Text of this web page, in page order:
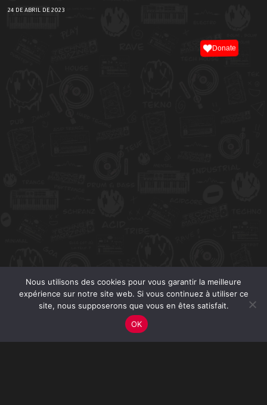
24 DE ABRIL DE 2023
Nous utilisons des cookies pour vous garantir la meilleure
expérience sur notre site web. Si vous continuez à utiliser ce
site, nous supposerons que vous en êtes satisfait.
OK
Donate